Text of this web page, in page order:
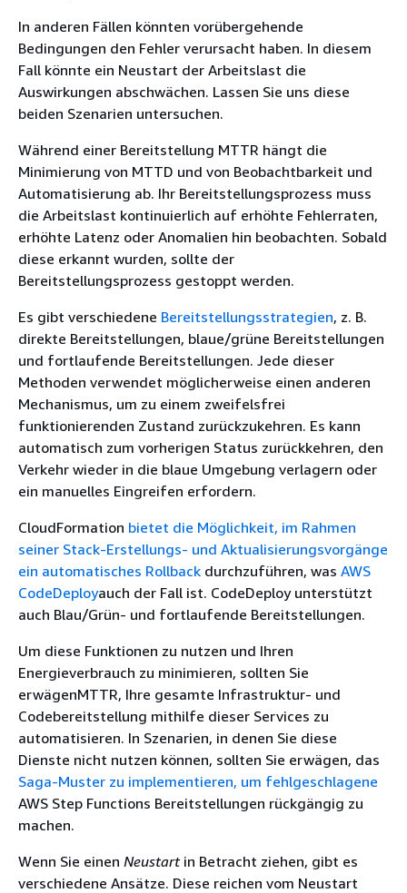
In anderen Fällen könnten vorübergehende
Bedingungen den Fehler verursacht haben. In diesem
Fall könnte ein Neustart der Arbeitslast die
Auswirkungen abschwächen. Lassen Sie uns diese
beiden Szenarien untersuchen.
Während einer Bereitstellung MTTR hängt die
Minimierung von MTTD und von Beobachtbarkeit und
Automatisierung ab. Ihr Bereitstellungsprozess muss
die Arbeitslast kontinuierlich auf erhöhte Fehlerraten,
erhöhte Latenz oder Anomalien hin beobachten. Sobald
diese erkannt wurden, sollte der
Bereitstellungsprozess gestoppt werden.
Es gibt verschiedene Bereitstellungsstrategien, z. B.
direkte Bereitstellungen, blaue/grüne Bereitstellungen
und fortlaufende Bereitstellungen. Jede dieser
Methoden verwendet möglicherweise einen anderen
Mechanismus, um zu einem zweifelsfrei
funktionierenden Zustand zurückzukehren. Es kann
automatisch zum vorherigen Status zurückkehren, den
Verkehr wieder in die blaue Umgebung verlagern oder
ein manuelles Eingreifen erfordern.
CloudFormation bietet die Möglichkeit, im Rahmen
seiner Stack-Erstellungs- und Aktualisierungsvorgänge
ein automatisches Rollback durchzuführen, was AWS
CodeDeployauch der Fall ist. CodeDeploy unterstützt
auch Blau/Grün- und fortlaufende Bereitstellungen.
Um diese Funktionen zu nutzen und Ihren
Energieverbrauch zu minimieren, sollten Sie
erwägenMTTR, Ihre gesamte Infrastruktur- und
Codebereitstellung mithilfe dieser Services zu
automatisieren. In Szenarien, in denen Sie diese
Dienste nicht nutzen können, sollten Sie erwägen, das
Saga-Muster zu implementieren, um fehlgeschlagene
AWS Step Functions Bereitstellungen rückgängig zu
machen.
Wenn Sie einen Neustartin Betracht ziehen, gibt es
verschiedene Ansätze. Diese reichen vom Neustart